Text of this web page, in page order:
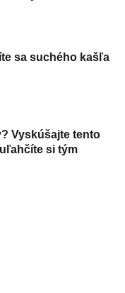
sa suchého kašľa
Vyskúšajte tento
si tým